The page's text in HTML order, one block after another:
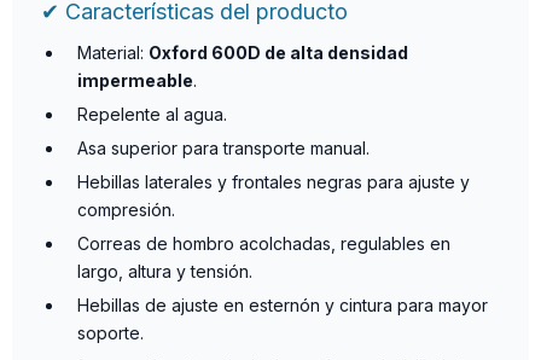
✔ Características del producto
Material: Oxford 600D de alta densidad
impermeable.
Repelente al agua.
Asa superior para transporte manual.
Hebillas laterales y frontales negras para ajuste y
compresión.
Correas de hombro acolchadas, regulables en
largo, altura y tensión.
Hebillas de ajuste en esternón y cintura para mayor
soporte.